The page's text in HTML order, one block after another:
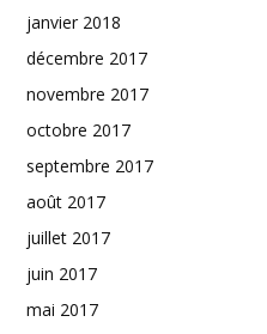
janvier 2018
décembre 2017
novembre 2017
octobre 2017
septembre 2017
août 2017
juillet 2017
juin 2017
mai 2017